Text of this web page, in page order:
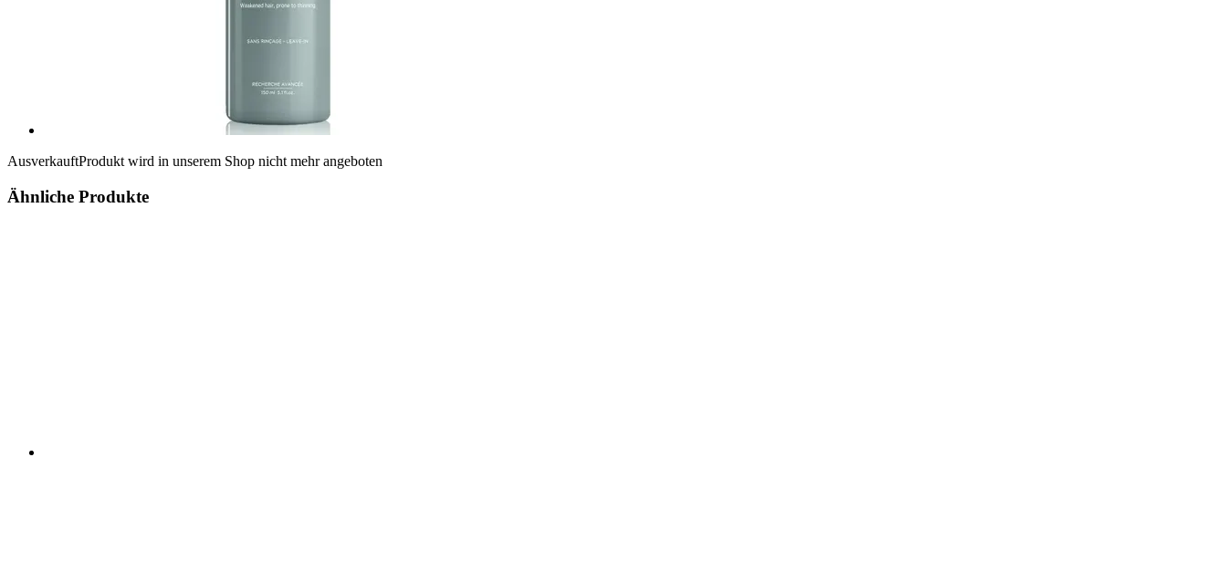
AusverkauftProdukt wird in unserem Shop nicht mehr angeboten
Ähnliche Produkte